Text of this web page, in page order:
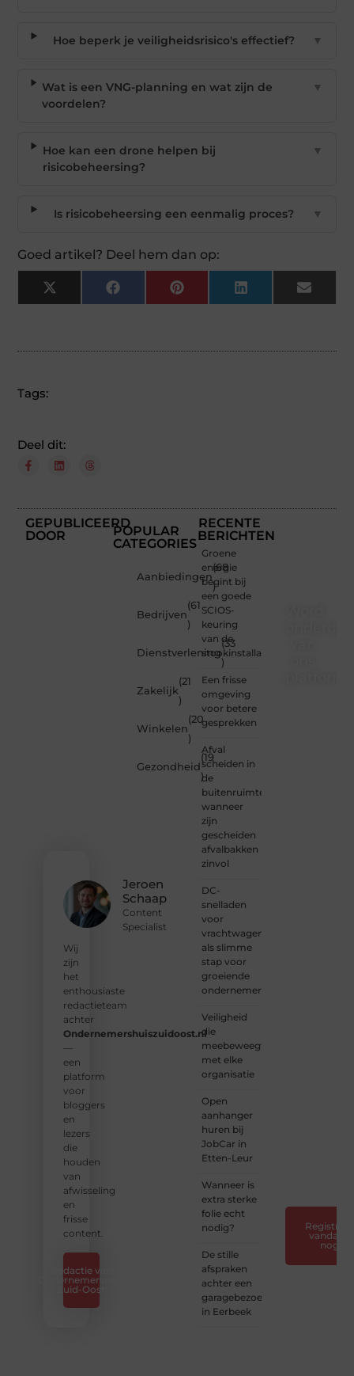
Hoe beperk je veiligheidsrisico's effectief? ▼
Wat is een VNG-planning en wat zijn de
voordelen?
▼
Hoe kan een drone helpen bij
risicobeheersing?
▼
Is risicobeheersing een eenmalig proces? ▼
Goed artikel? Deel hem dan op:
X
(Twitter)
Facebook Pinterest LinkedIn Email
Tags:
Deel dit:
GEPUBLICEERD
DOOR
Jeroen
Schaap
Content
Specialist
Wij
zijn
het
enthousiaste
redactieteam
achter
Ondernemershuiszuidoost.nl
—
een
platform
voor
bloggers
en
lezers
die
houden
van
afwisseling
en
frisse
content.
Redactie van
Ondernemershuis
Zuid-Oost
POPULAR
CATEGORIES
Aanbiedingen
(68
)
Bedrijven
(61
)
Dienstverlening
(33
)
Zakelijk
(21
)
Winkelen
(20
)
Gezondheid
(19
)
RECENTE
BERICHTEN
Groene
energie
begint bij
een goede
SCIOS-
keuring
van de
stookinstallatie
Een frisse
omgeving
voor betere
gesprekken
Afval
scheiden in
de
buitenruimte:
wanneer
zijn
gescheiden
afvalbakken
zinvol
DC-
snelladen
voor
vrachtwagens
als slimme
stap voor
groeiende
ondernemers
Veiligheid
die
meebeweegt
met elke
organisatie
Open
aanhanger
huren bij
JobCar in
Etten-Leur
Wanneer is
extra sterke
folie echt
nodig?
De stille
afspraken
achter een
garagebezoek
in Eerbeek
Registreer
vandaag
nog